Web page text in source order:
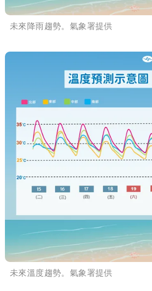
未來降雨趨勢。氣象署提供
未來溫度趨勢。氣象署提供